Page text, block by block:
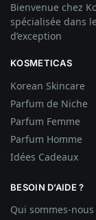
Bienvenue chez
spécialisée dans
d’exception
KOSMETICAS
Korean Skincare
Parfum de Niche
Parfum Femme
Parfum Homme
Idées Cadeaux
BESOIN D’AIDE ?
Qui sommes-nous